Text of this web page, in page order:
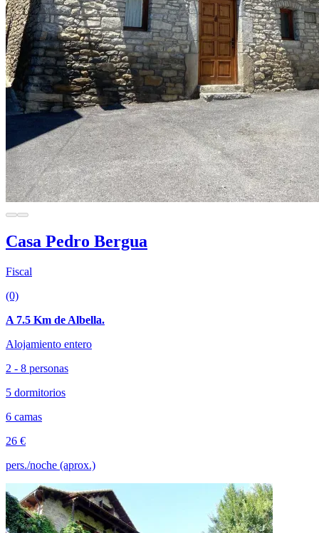
Casa Pedro Bergua
Fiscal
(0)
A 7.5 Km de Albella.
Alojamiento entero
2 - 8 personas
5 dormitorios
6 camas
26 €
pers./noche (aprox.)